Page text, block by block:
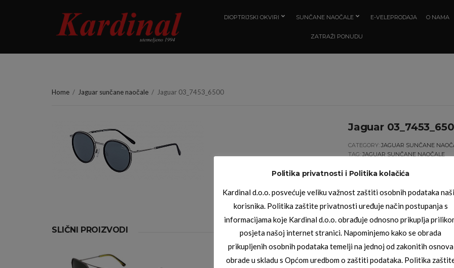
DIOPTRIJSKI OKVIRI SUNČANE NAOČALE E-VELEPRODAJA O NAMA
ZATRAŽI PONUDU
Home / Jaguar sunčane naočale / Jaguar 03_7453_6500
Jaguar
CATEGORY: JAGUAR SUNČANE
TAG: JAGUAR SUNČANE NAOČALE
SLIČNI PROIZVODI
Politika privatnosti i Politika kolačića
Kardinal d.o.o. posvećuje veliku važnost zaštiti osobnih podataka
korisnika. Politika zaštite privatnosti uređuje način postupanja s
informacijama koje Kardinal d.o.o. obrađuje odnosno prikuplja
posjeta našoj internet stranici. Napominjemo kako se obrada
prikupljenih osobnih podataka temelji na jednoj od zakonitih osnova
obrade u skladu s Općom uredbom o zaštiti podataka. Politika